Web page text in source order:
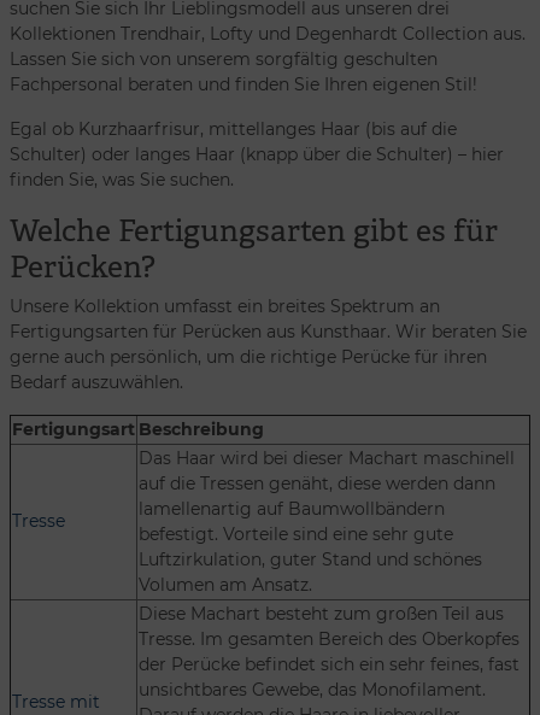
suchen Sie sich Ihr Lieblingsmodell aus unseren drei
Kollektionen Trendhair, Lofty und Degenhardt Collection aus.
Lassen Sie sich von unserem sorgfältig geschulten
Fachpersonal beraten und finden Sie Ihren eigenen Stil!
Egal ob Kurzhaarfrisur, mittellanges Haar (bis auf die
Schulter) oder langes Haar (knapp über die Schulter) – hier
finden Sie, was Sie suchen.
Welche Fertigungsarten gibt es für
Perücken?
Unsere Kollektion umfasst ein breites Spektrum an
Fertigungsarten für Perücken aus Kunsthaar. Wir beraten Sie
gerne auch persönlich, um die richtige Perücke für ihren
Bedarf auszuwählen.
Fertigungsart Beschreibung
Tresse
Das Haar wird bei dieser Machart maschinell
auf die Tressen genäht, diese werden dann
lamellenartig auf Baumwollbändern
befestigt. Vorteile sind eine sehr gute
Luftzirkulation, guter Stand und schönes
Volumen am Ansatz.
Tresse mit
Diese Machart besteht zum großen Teil aus
Tresse. Im gesamten Bereich des Oberkopfes
der Perücke befindet sich ein sehr feines, fast
unsichtbares Gewebe, das Monofilament.